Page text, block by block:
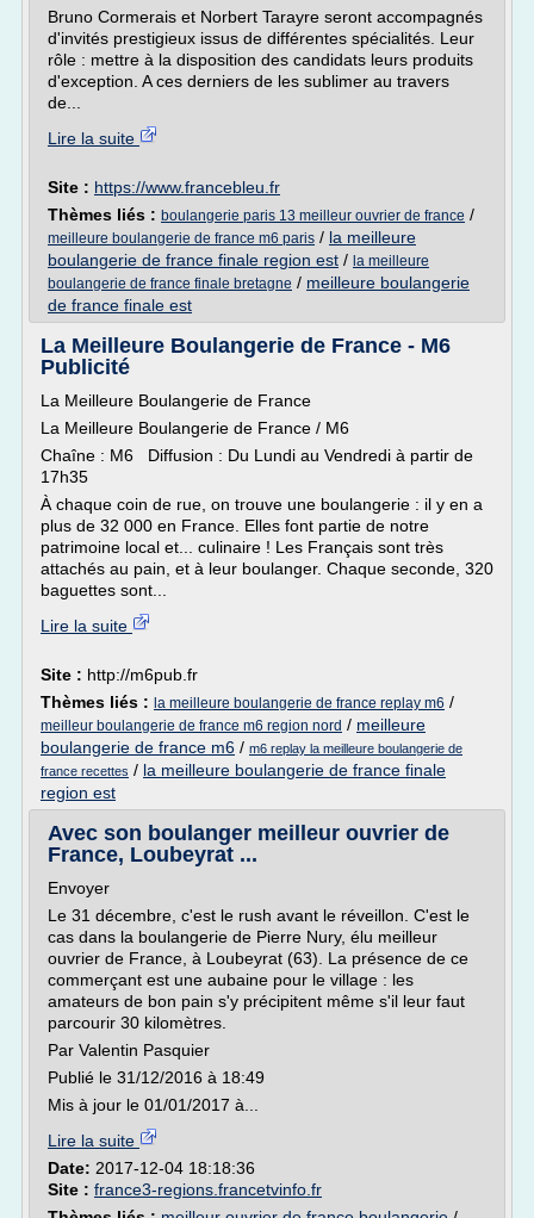
Bruno Cormerais et Norbert Tarayre seront accompagnés
d'invités prestigieux issus de différentes spécialités. Leur
rôle : mettre à la disposition des candidats leurs produits
d'exception. A ces derniers de les sublimer au travers
de...
Lire la suite
Site : https://www.francebleu.fr
Thèmes liés : boulangerie paris 13 meilleur ouvrier de france /
meilleure boulangerie de france m6 paris / la meilleure
boulangerie de france finale region est / la meilleure
boulangerie de france finale bretagne / meilleure boulangerie
de france finale est
La Meilleure Boulangerie de France - M6
Publicité
La Meilleure Boulangerie de France
La Meilleure Boulangerie de France / M6
Chaîne : M6 Diffusion : Du Lundi au Vendredi à partir de
17h35
À chaque coin de rue, on trouve une boulangerie : il y en a
plus de 32 000 en France. Elles font partie de notre
patrimoine local et... culinaire ! Les Français sont très
attachés au pain, et à leur boulanger. Chaque seconde, 320
baguettes sont...
Lire la suite
Site : http://m6pub.fr
Thèmes liés : la meilleure boulangerie de france replay m6 /
meilleur boulangerie de france m6 region nord / meilleure
boulangerie de france m6 / m6 replay la meilleure boulangerie de
france recettes / la meilleure boulangerie de france finale
region est
Avec son boulanger meilleur ouvrier de
France, Loubeyrat ...
Envoyer
Le 31 décembre, c'est le rush avant le réveillon. C'est le
cas dans la boulangerie de Pierre Nury, élu meilleur
ouvrier de France, à Loubeyrat (63). La présence de ce
commerçant est une aubaine pour le village : les
amateurs de bon pain s'y précipitent même s'il leur faut
parcourir 30 kilomètres.
Par Valentin Pasquier
Publié le 31/12/2016 à 18:49
Mis à jour le 01/01/2017 à...
Lire la suite
Date: 2017-12-04 18:18:36
Site : france3-regions.francetvinfo.fr